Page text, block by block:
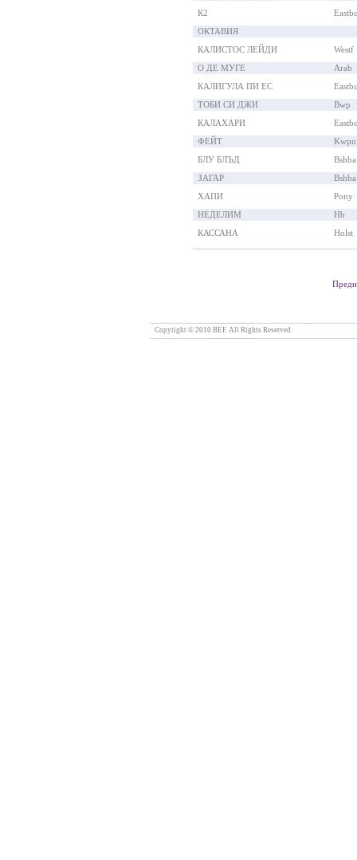
К2
ОКТАВИЯ
КАЛИСТОС ЛЕЙДИ
Westf
О ДЕ МУГЕ
Arab
КАЛИГУЛА ПИ ЕС
ТОБИ СИ ДЖИ
Bwp
КАЛАХАРИ
ФЕЙТ
Kwpn
БЛУ БЛЪД
Bshba
ЗАГАР
Bshba
ХАПИ
Pony
НЕДЕЛИМ
Hb
КАССАНА
Holst
Copyright © 2010 BEF. All Rights Reserved.